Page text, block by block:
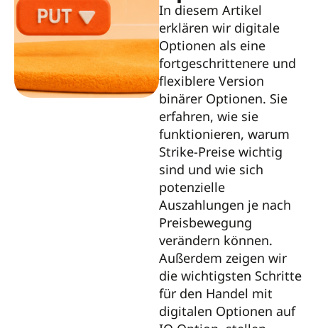
In diesem Artikel
erklären wir digitale
Optionen als eine
fortgeschrittenere und
flexiblere Version
binärer Optionen. Sie
erfahren, wie sie
funktionieren, warum
Strike-Preise wichtig
sind und wie sich
potenzielle
Auszahlungen je nach
Preisbewegung
verändern können.
Außerdem zeigen wir
die wichtigsten Schritte
für den Handel mit
digitalen Optionen auf